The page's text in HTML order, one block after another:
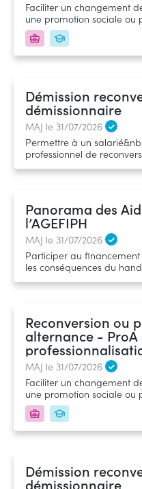
Faciliter un changement
une promotion sociale ou
d’une certification
formation en alternance. Depuis 2019, la ProA remplace la
période de
Démission
démissionnaire
MAJ le 31/07/2026
Permettre à un
professionnel de
l'Allocation d'air au
Panorama des
l’AGEFIPH
MAJ le 31/07/2026
Participer au
les conséquences du
avec l'emploi&nbsp; Mettre à disposition des experts qui
conseillent dans les
Reconversion ou
alternance - ProA (ex Période de
MAJ le 31/07/2026
Faciliter un changement
une promotion sociale ou
d’une certification
formation en alternance. Depuis 2019, la ProA remplace la
période de
Démission
démissionnaire